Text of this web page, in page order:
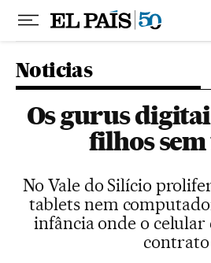
Pular para o conteúdo
Noticias
Os gurus
filhos sem
No Vale do Silício
tablets nem
infância onde o
contrato